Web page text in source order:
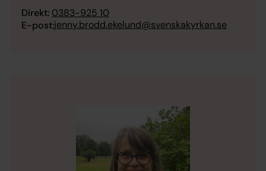
Direkt: 0383-925 10
E-post:jenny.brodd.ekelund@svenskakyrkan.se